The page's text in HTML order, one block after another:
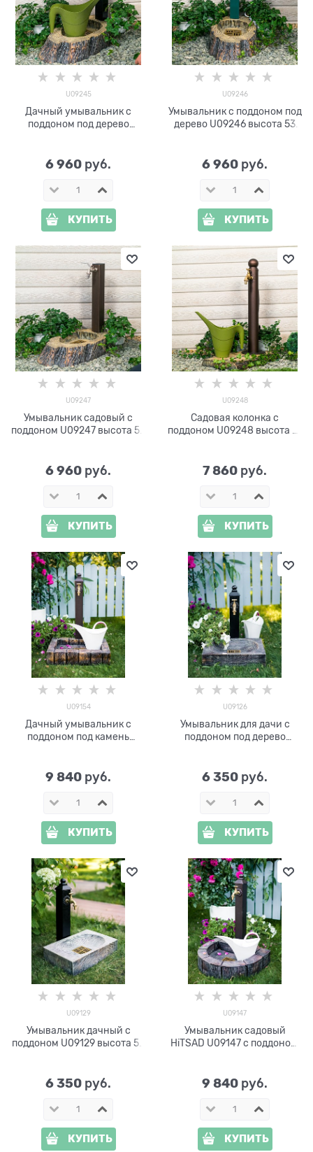
U09245
Дачный умывальник с
поддоном под дерево
6 960 руб.
КУПИТЬ
U09246
Умывальник с поддоном под
дерево U09246 высота 53
6 960 руб.
КУПИТЬ
U09247
Умывальник садовый с
поддоном U09247 высота 53
6 960 руб.
КУПИТЬ
U09248
Садовая колонка с
поддоном U09248 высота 73
7 860 руб.
КУПИТЬ
U09154
Дачный умывальник с
поддоном под камень
9 840 руб.
КУПИТЬ
U09126
Умывальник для дачи с
поддоном под дерево
6 350 руб.
КУПИТЬ
U09129
Умывальник дачный с
поддоном U09129 высота 53
6 350 руб.
КУПИТЬ
U09147
Умывальник садовый
HiTSAD U09147 с поддоном,
9 840 руб.
КУПИТЬ